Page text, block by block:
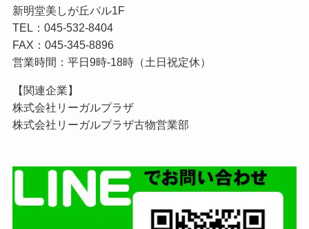
新明堂美しが丘パル1F
TEL：045-532-8404
FAX：045-345-8896
営業時間：平日9時-18時（土日祝定休）
【関連企業】
株式会社リーガルプラザ
株式会社リーガルプラザ古物営業部